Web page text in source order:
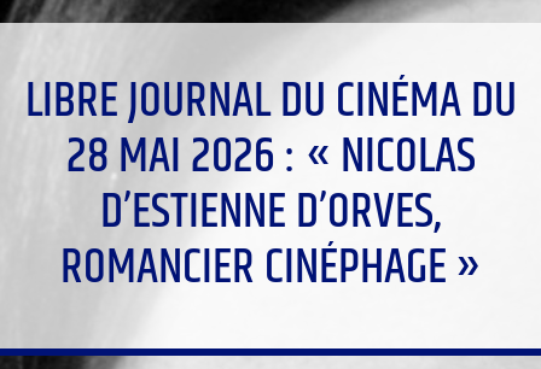
LIBRE JOURNAL DU CINÉMA DU
28 MAI 2026 : « NICOLAS
D’ESTIENNE D’ORVES,
ROMANCIER CINÉPHAGE »